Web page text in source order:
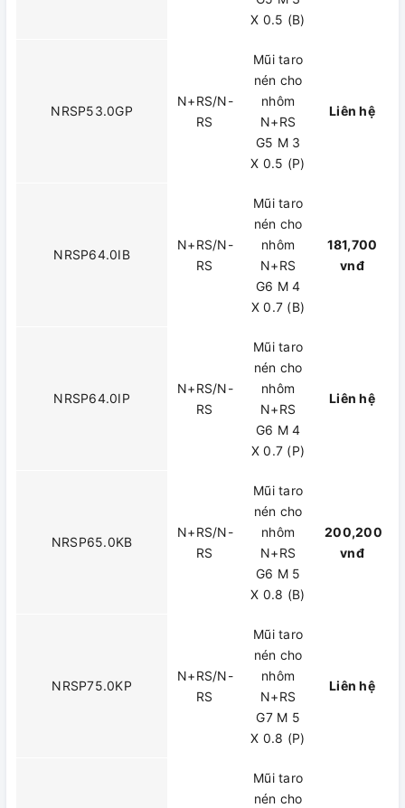
X 0.5 (B)
NRSP53.0GP
N+RS/N-
RS
Mũi taro
nén cho
nhôm
N+RS
G5 M 3
X 0.5 (P)
Liên hệ
NRSP64.0IB
N+RS/N-
RS
Mũi taro
nén cho
nhôm
N+RS
G6 M 4
X 0.7 (B)
181,700
vnđ
NRSP64.0IP
N+RS/N-
RS
Mũi taro
nén cho
nhôm
N+RS
G6 M 4
X 0.7 (P)
Liên hệ
NRSP65.0KB
N+RS/N-
RS
Mũi taro
nén cho
nhôm
N+RS
G6 M 5
X 0.8 (B)
200,200
vnđ
NRSP75.0KP
N+RS/N-
RS
Mũi taro
nén cho
nhôm
N+RS
G7 M 5
X 0.8 (P)
Liên hệ
Mũi taro
nén cho